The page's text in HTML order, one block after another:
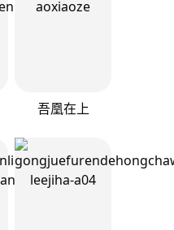
吾凰在上